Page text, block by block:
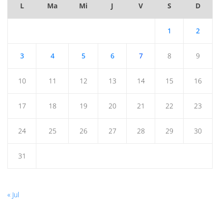
L Ma Mi J V S D
1 2
3 4 5 6 7 8 9
10 11 12 13 14 15 16
17 18 19 20 21 22 23
24 25 26 27 28 29 30
31
« Jul